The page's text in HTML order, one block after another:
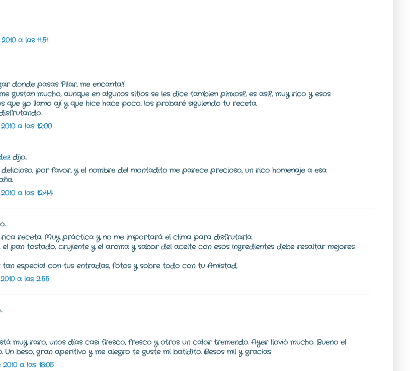
a las 11:51
donde pasas Pilar, me encanta!!
gustan mucho, aunque en algunos sitios se les dice tambien pinxos?, es asi?, muy rico y esos
que yo llamo ají y que hice hace poco, los probaré siguiendo tu receta.
a las 12:00
dijo...
delicioso, por favor, y el nombre del montadito me parece precioso, un rico homenaje a esa
a las 12:44
rica receta. Muy práctica y no me importará el clima para disfrutarla.
el pan tostado, crujiente y el aroma y sabor del aceite con esos ingredientes debe resaltar mejores
especial con tus entradas, fotos y sobre todo con tu Amistad.
a las 2:55
muy raro, unos días casi fresco, fresco y otros un calor tremendo. Ayer llovió mucho. Bueno el
Un beso, gran aperitivo y me alegro te guste mi batidito. Besos mil y gracias
a las 18:05